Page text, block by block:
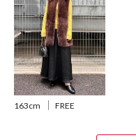
秋冬はオーバーシルエットの
愛いです。
ボトムがサテン素材ならスタ
ンスよくコーディネート出来
※こちらの品は、弊社管理上
163cm FREE